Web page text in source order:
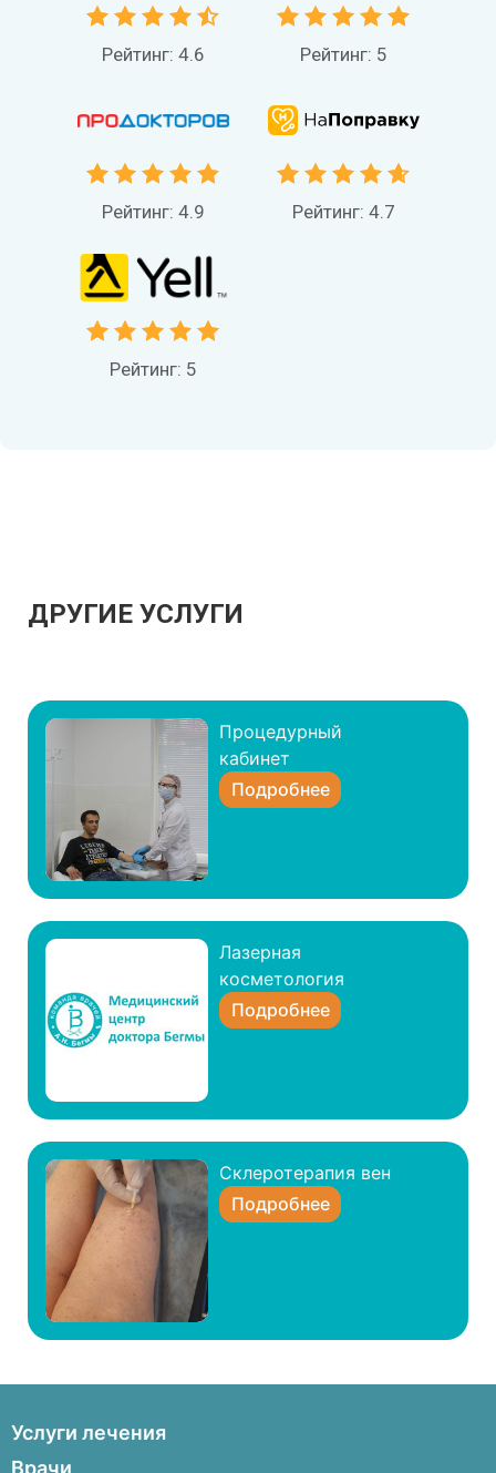
Рейтинг: 4.6 Рейтинг: 5
Рейтинг: 4.9 Рейтинг: 4.7
Рейтинг: 5
ДРУГИЕ УСЛУГИ
Процедурный
кабинет
Подробнее
Лазерная
косметология
Подробнее
Склеротерапия вен
Подробнее
Услуги лечения
Пупочные и паховые грыжи
Врачи